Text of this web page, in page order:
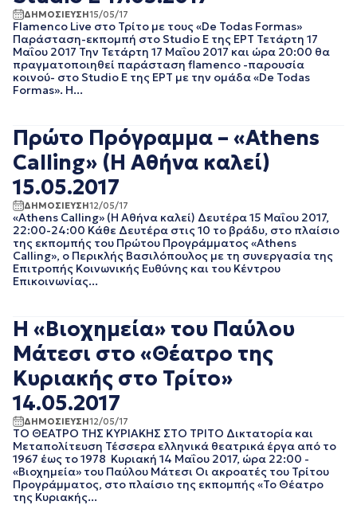
ΙΟΥΝΙΟΣ 2023
ΜΑΙΟΣ 2023
ΑΠΡΙΛΙΟΣ 2023
ΜΑΡΤΙΟΣ 2023
ΝΟΕΜΒΡΙΟΣ 2022
ΟΚΤΩΒΡΙΟΣ 2022
ΙΟΥΛΙΟΣ 2022
ΙΟΥΝΙΟΣ 2022
ΜΑΙΟΣ 2022
ΑΠΡΙΛΙΟΣ 2022
ΔΕΚΕΜΒΡΙΟΣ 2021
ΝΟΕΜΒΡΙΟΣ 2021
ΟΚΤΩΒΡΙΟΣ 2021
ΣΕΠΤΕΜΒΡΙΟΣ 2021
ΙΟΥΝΙΟΣ 2021
ΜΑΙΟΣ 2021
ΑΠΡΙΛΙΟΣ 2021
ΜΑΡΤΙΟΣ 2021
ΔΗΜΟΣΙΕΥΣΗ15/05/17
Flamenco Live στο Τρίτο με τους «De Todas Formas»
Παράσταση-εκπομπή στο Studio E της ΕΡΤ Τετάρτη 17
Μαΐου 2017 Την Τετάρτη 17 Μαΐου 2017 και ώρα 20:00 θα
πραγματοποιηθεί παράσταση flamenco -παρουσία
κοινού- στο Studio E της ΕΡΤ με την ομάδα «De Todas
Formas». Η...
Πρώτο Πρόγραμμα – «Athens
Calling» (Η Αθήνα καλεί)
15.05.2017
ΔΗΜΟΣΙΕΥΣΗ12/05/17
«Athens Calling» (Η Αθήνα καλεί) Δευτέρα 15 Μαΐου 2017,
22:00-24:00 Κάθε Δευτέρα στις 10 το βράδυ, στο πλαίσιο
της εκπομπής του Πρώτου Προγράμματος «Athens
Calling», ο Περικλής Βασιλόπουλος με τη συνεργασία της
Επιτροπής Κοινωνικής Ευθύνης και του Κέντρου
Επικοινωνίας...
Η «Βιοχημεία» του Παύλου
Μάτεσι στο «Θέατρο της
Κυριακής στο Τρίτο»
14.05.2017
ΔΗΜΟΣΙΕΥΣΗ12/05/17
ΤΟ ΘΕΑΤΡΟ ΤΗΣ ΚΥΡΙΑΚΗΣ ΣΤΟ ΤΡΙΤΟ Δικτατορία και
Μεταπολίτευση Τέσσερα ελληνικά θεατρικά έργα από το
1967 έως το 1978 Κυριακή 14 Μαΐου 2017, ώρα 22:00 -
«Βιοχημεία» του Παύλου Μάτεσι Οι ακροατές του Τρίτου
Προγράμματος, στο πλαίσιο της εκπομπής «Το Θέατρο
της Κυριακής...